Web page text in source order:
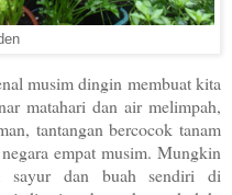
musim dingin membuat kita
matahari dan air melimpah,
tantangan bercocok tanam
empat musim. Mungkin
sayur dan buah sendiri di